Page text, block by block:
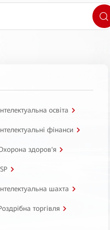
освіта
фінанси
здоров'я
шахта
торгівля